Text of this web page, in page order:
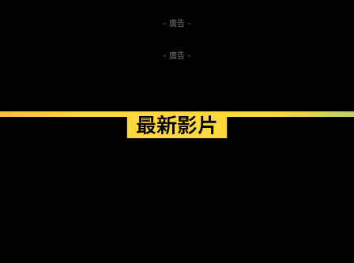
- 廣告 -
- 廣告 -
最新影片